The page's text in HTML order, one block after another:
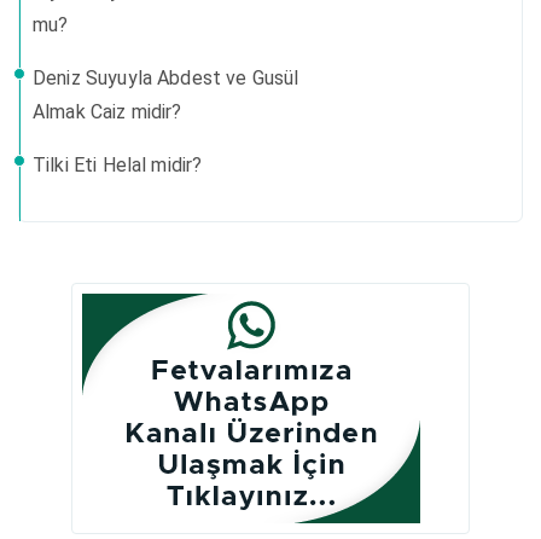
mu?
Deniz Suyuyla Abdest ve Gusül
Almak Caiz midir?
Tilki Eti Helal midir?